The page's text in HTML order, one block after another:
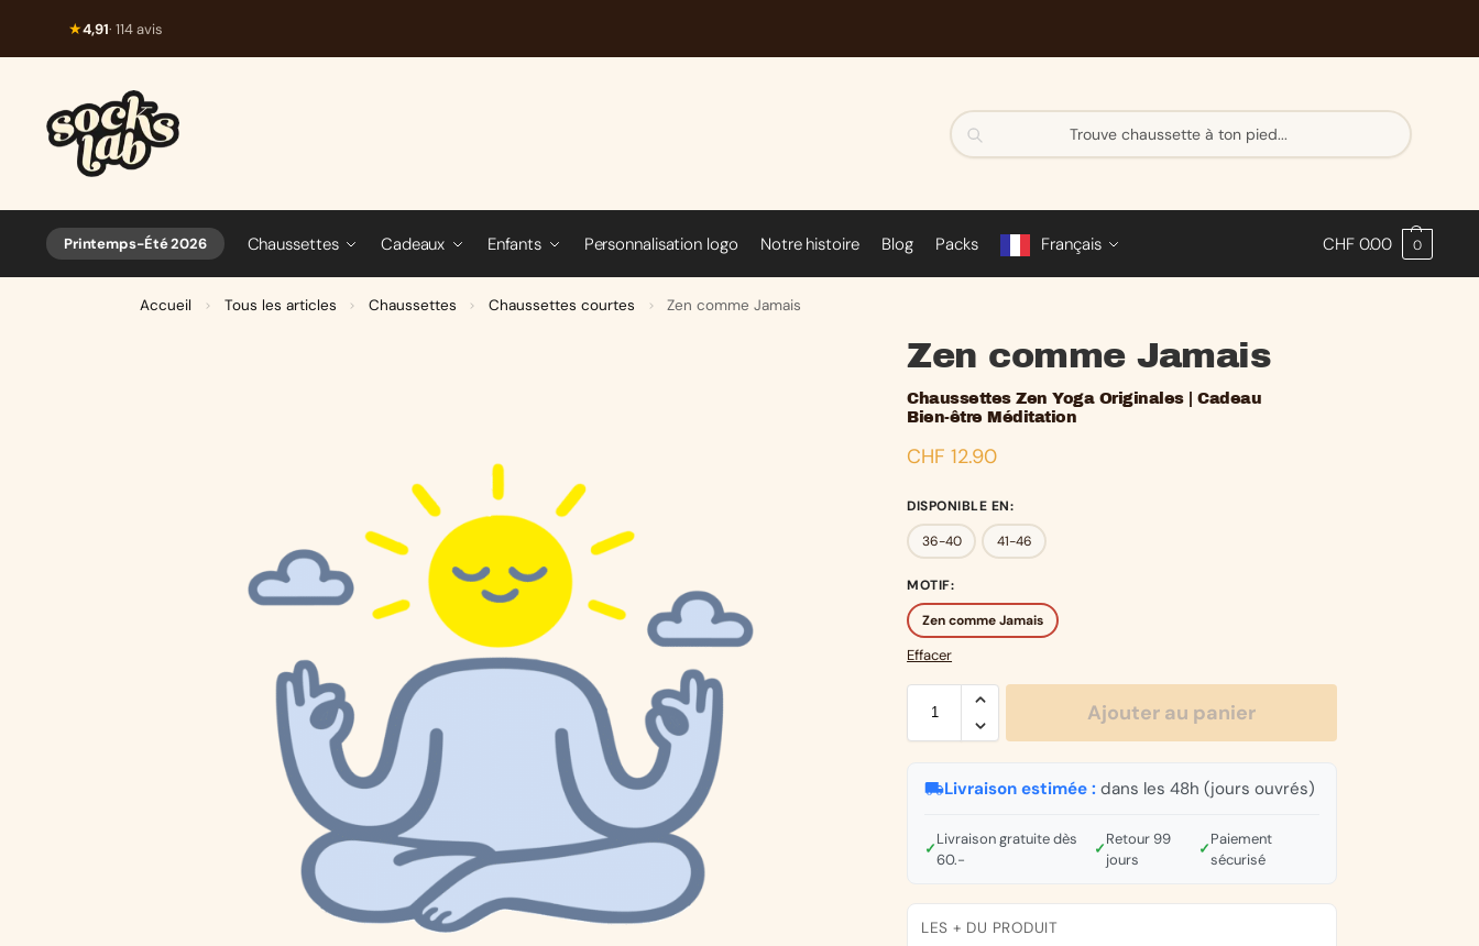
★4,91· 114 avis
ch
Printemps-Été 2026 Chaussettes Cadeaux Enfants Personnalisation logo Notre histoire Blog Packs Français CHF0.00 0
Accueil > Tous les articles > Chaussettes > Chaussettes courtes > Zen comme Jamais
Chaussettes Zen Yoga Originales | Cadeau
Bien-être Méditation
Zen comme Jamais
CHF 12.90
DISPONIBLE EN:
36-40
41-46
MOTIF:
Zen comme Jamais
Effacer
Ajouter au panier
Livraison estimée : dans les 48h (jours ouvrés)
✓
Livraison gratuite dès
60.-
✓
Retour 99
jours
✓
Paiement
sécurisé
LES + DU PRODUIT